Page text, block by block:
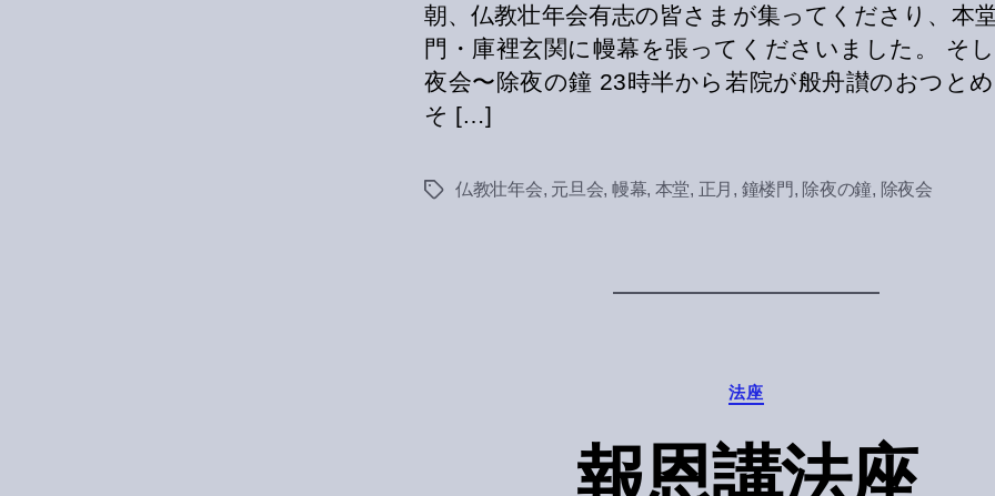
朝、仏教壮年会有志の皆さまが集ってくださり、本
門・庫裡玄関に幔幕を張ってくださいました。 そ
夜会〜除夜の鐘 23時半から若院が般舟讃のおつと
そ […]
Tags仏教壮年会, 元旦会, 幔幕, 本堂, 正月 , 鐘楼門, 除夜の鐘, 除夜会
Categories
法座
報恩講法座